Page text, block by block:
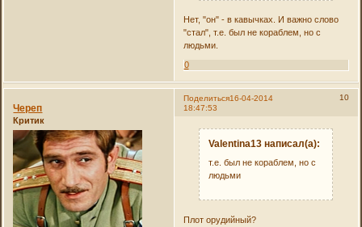
Нет, "он" - в кавычках. И важно слово
"стал", т.е. был не кораблем, но с
людьми.
0
Поделиться 10
16-04-2014
18:47:53
Череп
Критик
Valentina13 написал(а):
т.е. был не кораблем, но с
людьми
Плот орудийный?